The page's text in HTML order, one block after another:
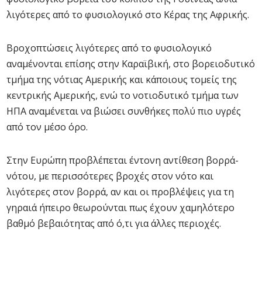
λιγότερες από το φυσιολογικό στο Κέρας της Αφρικής.
Βροχοπτώσεις λιγότερες από το φυσιολογικό
αναμένονται επίσης στην Καραϊβική, στο βορειοδυτικό
τμήμα της νότιας Αμερικής και κάποιους τομείς της
κεντρικής Αμερικής, ενώ το νοτιοδυτικό τμήμα των
ΗΠΑ αναμένεται να βιώσει συνθήκες πολύ πιο υγρές
από τον μέσο όρο.
Στην Ευρώπη προβλέπεται έντονη αντίθεση βορρά-
νότου, με περισσότερες βροχές στον νότο και
λιγότερες στον βορρά, αν και οι προβλέψεις για τη
γηραιά ήπειρο θεωρούνται πως έχουν χαμηλότερο
βαθμό βεβαιότητας από ό,τι για άλλες περιοχές.